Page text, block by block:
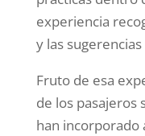
experiencia
y las
Fruto de esa
de los pasajeros
han incorporado